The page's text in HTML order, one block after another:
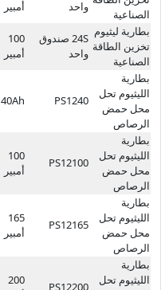
الصناعية
واحد أمبير
بطارية ليثيوم
تخزين الطاقة
الصناعية
24S صندوق
واحد
100
أمبير
بطارية
الليثيوم تحل
محل حمض
الرصاص
PS1240
40Ah
بطارية
الليثيوم تحل
محل حمض
الرصاص
PS12100
100
أمبير
بطارية
الليثيوم تحل
محل حمض
الرصاص
PS12165
165
أمبير
بطارية
الليثيوم تحل
PS12200
200